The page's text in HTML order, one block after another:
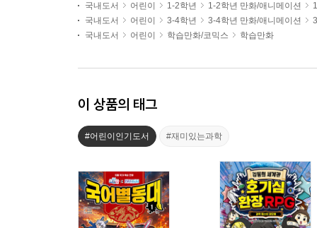
국내도서 어린이 1-2학년 1-2학년 만화/애니메이션
국내도서
어린이 3-4학년 3-4학년 만화/애니메이션
국내도서
어린이 학습만화/코믹스 학습만화
이 상품의 태그
#어린이인기도서 #재미있는과학